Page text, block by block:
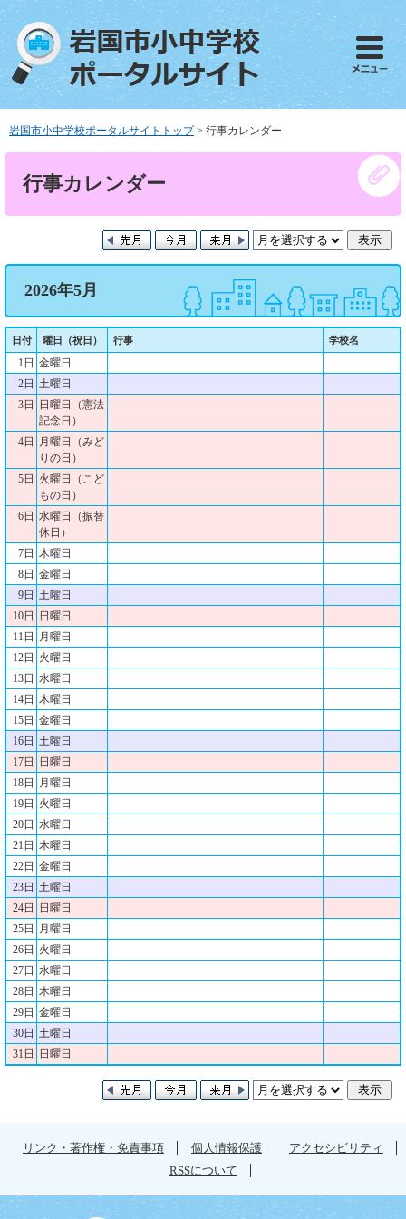
ペ
で
メ
ば
へ
岩国市小中学校ポータルサイトトップ > 行事カレンダー
行事カレンダー
2026年5月
日付 曜日（祝日） 行事 学校名
1日 金曜日
2日 土曜日
3日
日曜日（憲法
記念日）
4日
月曜日（みど
りの日）
5日 火曜日（こど
もの日）
6日 水曜日（振替
休日）
7日 木曜日
8日 金曜日
9日 土曜日
10日
日曜日
11日
月曜日
12日 火曜日
13日 水曜日
14日 木曜日
15日 金曜日
16日 土曜日
17日
日曜日
18日
月曜日
19日 火曜日
20日 水曜日
21日 木曜日
22日 金曜日
23日 土曜日
24日
日曜日
25日
月曜日
26日 火曜日
27日 水曜日
28日 木曜日
29日 金曜日
30日 土曜日
31日
日曜日
リンク・著作権・免責事項 個人情報保護
アクセシビリティ
RSSについて